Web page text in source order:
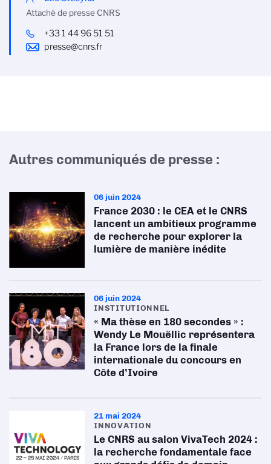
Attaché de presse CNRS
+33 1 44 96 51 51
presse@cnrs.fr
Autres communiqués de presse :
06 juin 2024
France 2030 : le CEA et le CNRS
lancent un ambitieux programme
de recherche pour explorer la
lumière de manière inédite
06 juin 2024
INSTITUTIONNEL
« Ma thèse en 180 secondes » :
Wendy Le Mouëllic représentera
la France lors de la finale
internationale du concours en
Côte d’Ivoire
21 mai 2024
INNOVATION
Le CNRS au salon VivaTech 2024 :
la recherche fondamentale face